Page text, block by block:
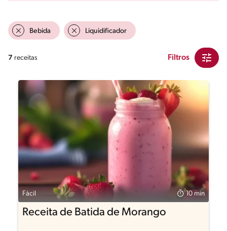
Bebida Liquidificador
7 receitas Filtros
Fácil 10 min
Receita de Batida de Morango